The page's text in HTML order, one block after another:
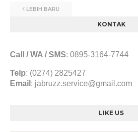
LEBIH BARU
KONTAK
Call / WA / SMS: 0895-3164-7744
Telp: (0274) 2825427
Email : jabruzz.service@gmail.com
LIKE US